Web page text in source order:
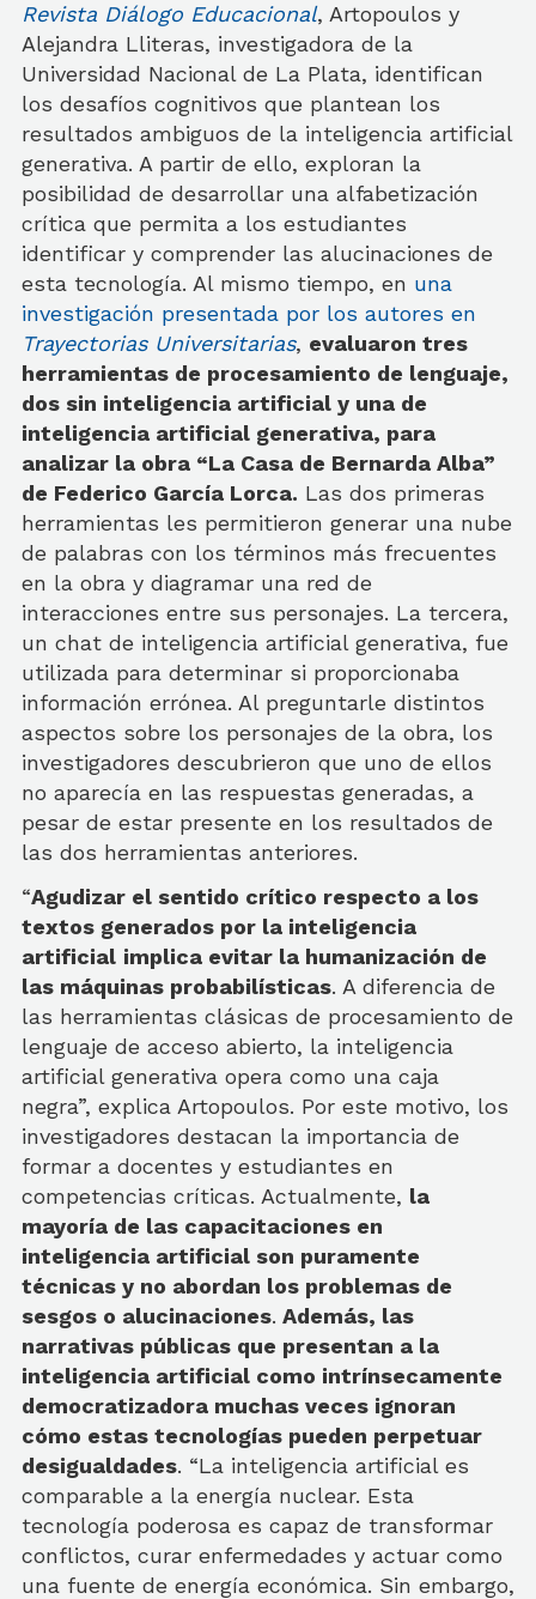
Revista Diálogo Educacional, Artopoulos y
Alejandra Lliteras, investigadora de la
Universidad Nacional de La Plata, identifican
los desafíos cognitivos que plantean los
resultados ambiguos de la inteligencia artificial
generativa. A partir de ello, exploran la
posibilidad de desarrollar una alfabetización
crítica que permita a los estudiantes
identificar y comprender las alucinaciones de
esta tecnología. Al mismo tiempo, en una
investigación presentada por los autores en
Trayectorias Universitarias, evaluaron tres
herramientas de procesamiento de lenguaje,
dos sin inteligencia artificial y una de
inteligencia artificial generativa, para
analizar la obra “La Casa de Bernarda Alba”
de Federico García Lorca. Las dos primeras
herramientas les permitieron generar una nube
de palabras con los términos más frecuentes
en la obra y diagramar una red de
interacciones entre sus personajes. La tercera,
un chat de inteligencia artificial generativa, fue
utilizada para determinar si proporcionaba
información errónea. Al preguntarle distintos
aspectos sobre los personajes de la obra, los
investigadores descubrieron que uno de ellos
no aparecía en las respuestas generadas, a
pesar de estar presente en los resultados de
las dos herramientas anteriores.
“Agudizar el sentido crítico respecto a los
textos generados por la inteligencia
artificial implica evitar la humanización de
las máquinas probabilísticas. A diferencia de
las herramientas clásicas de procesamiento de
lenguaje de acceso abierto, la inteligencia
artificial generativa opera como una caja
negra”, explica Artopoulos. Por este motivo, los
investigadores destacan la importancia de
formar a docentes y estudiantes en
competencias críticas. Actualmente, la
mayoría de las capacitaciones en
inteligencia artificial son puramente
técnicas y no abordan los problemas de
sesgos o alucinaciones. Además, las
narrativas públicas que presentan a la
inteligencia artificial como intrínsecamente
democratizadora muchas veces ignoran
cómo estas tecnologías pueden perpetuar
desigualdades. “La inteligencia artificial es
comparable a la energía nuclear. Esta
tecnología poderosa es capaz de transformar
conflictos, curar enfermedades y actuar como
una fuente de energía económica. Sin embargo,